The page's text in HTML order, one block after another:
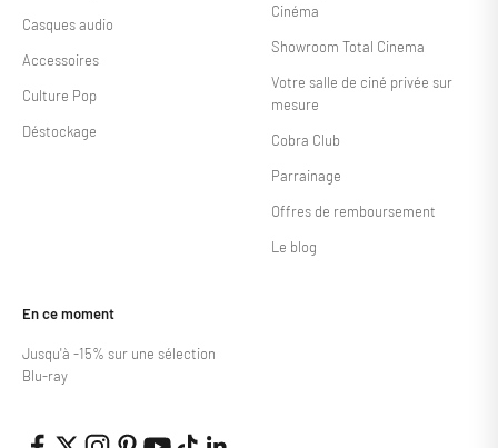
Casques audio
Accessoires
Culture Pop
Déstockage
Cinéma
Showroom Total Cinema
Votre salle de ciné privée sur
mesure
Cobra Club
Parrainage
Offres de remboursement
Le blog
En ce moment
Jusqu'à -15% sur une sélection
Blu-ray